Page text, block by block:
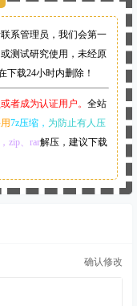
系管理员， 我们会第一
测试研究使用，未经原
下载24小时内删除！
者成为认证用户。 全站
7z压缩， 为防止有人压
zip、rar解压，建议下载
确认修改